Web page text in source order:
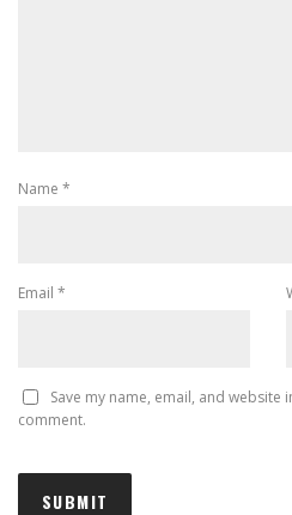
Name *
Email *
Save my name, email, and
comment.